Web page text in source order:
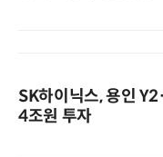
SK하이닉스, 용인
4조원 투자